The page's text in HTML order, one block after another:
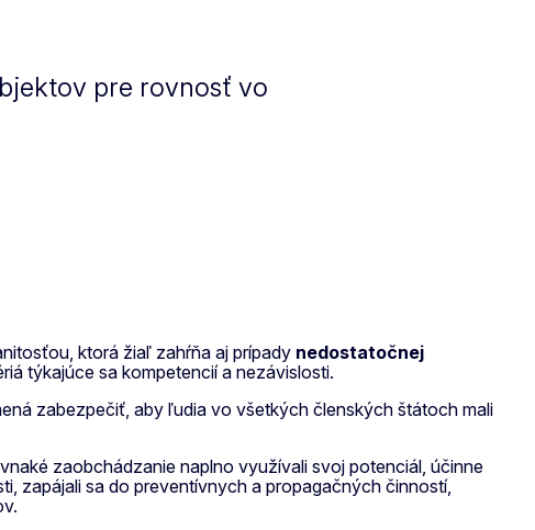
pre rovnosť vo
ktorá žiaľ zahŕňa aj prípady nedostatočnej
týkajúce sa kompetencií a nezávislosti.
zabezpečiť, aby ľudia vo všetkých členských štátoch mali
zaobchádzanie naplno využívali svoj potenciál, účinne
zapájali sa do preventívnych a propagačných činností,